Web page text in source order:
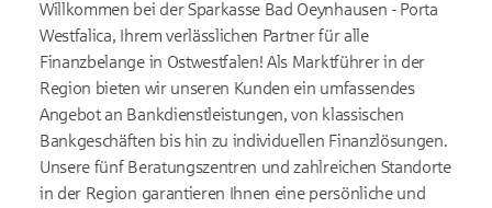
Willkommen bei der Sparkasse Bad Oeynhausen - Porta
Westfalica, Ihrem verlässlichen Partner für alle
Finanzbelange in Ostwestfalen! Als Marktführer in der
Region bieten wir unseren Kunden ein umfassendes
Angebot an Bankdienstleistungen, von klassischen
Bankgeschäften bis hin zu individuellen Finanzlösungen.
Unsere fünf Beratungszentren und zahlreichen Standorte
in der Region garantieren Ihnen eine persönliche und